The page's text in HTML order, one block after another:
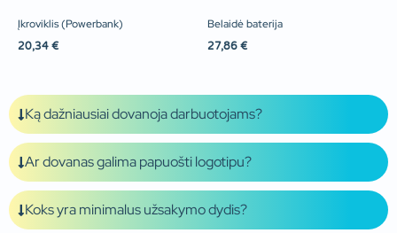
Įkroviklis (Powerbank)
20,34 €
Belaidė baterija
27,86 €
Ką dažniausiai dovanoja darbuotojams?
Ar dovanas galima papuošti logotipu?
Koks yra minimalus užsakymo dydis?